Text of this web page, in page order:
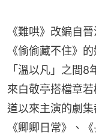
《難哄》改編自
《偷偷藏不住》
「溫以凡」之間
來白敬亭搭檔章
道以來主演的劇
《卿卿日常》、